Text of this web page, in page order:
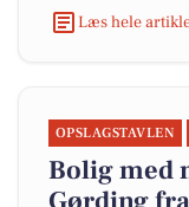
Læs hele
OPSLAGSTAVLEN
Bolig med